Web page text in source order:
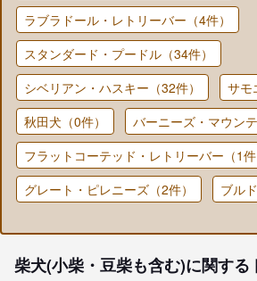
ラブラドール・レトリーバー（4件）
スタンダード・プードル（34件）
シベリアン・ハスキー（32件）
サモ
秋田犬（0件）
バーニーズ・マウン
フラットコーテッド・レトリーバー（1件
グレート・ピレニーズ（2件）
ブル
柴犬(小柴・豆柴も含む)に関する